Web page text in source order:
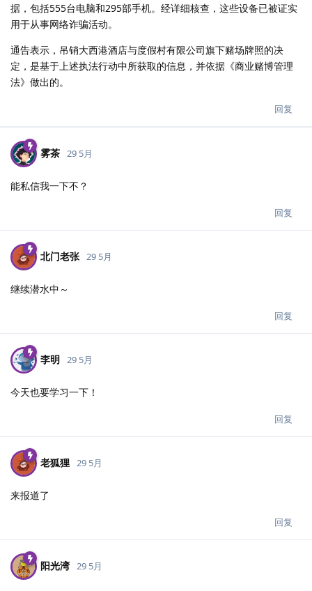
据，包括555台电脑和295部手机。经详细核查，这些设备已被证实
用于从事网络诈骗活动。
通告表示，吊销大西港酒店与度假村有限公司旗下赌场牌照的决
定，是基于上述执法行动中所获取的信息，并依据《商业赌博管理
法》做出的。
回复
雾茶 29 5月
能私信我一下不？
回复
北门老张 29 5月
继续潜水中～
回复
李明 29 5月
今天也要学习一下！
回复
老狐狸 29 5月
来报道了
回复
阳光湾 29 5月